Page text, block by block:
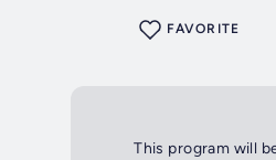
FAVORITE
This program will